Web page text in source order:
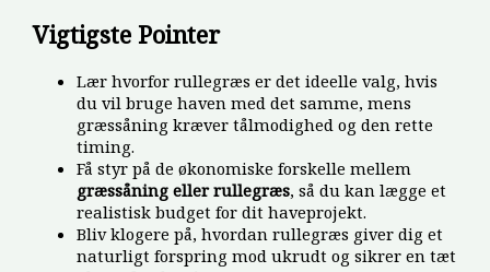
Vigtigste Pointer
Lær hvorfor rullegræs er det ideelle valg, hvis
du vil bruge haven med det samme, mens
græssåning kræver tålmodighed og den rette
timing.
Få styr på de økonomiske forskelle mellem
græssåning eller rullegræs, så du kan lægge et
realistisk budget for dit haveprojekt.
Bliv klogere på, hvordan rullegræs giver dig et
naturligt forspring mod ukrudt og sikrer en tæt